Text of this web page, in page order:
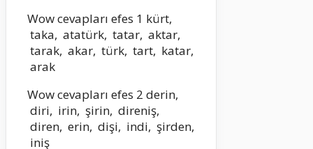
Wow cevapları efes 1 kürt,
taka, atatürk, tatar, aktar,
tarak, akar, türk, tart, katar,
arak
Wow cevapları efes 2 derin,
diri, irin, şirin, direniş,
diren, erin, dişi, indi, şirden,
iniş